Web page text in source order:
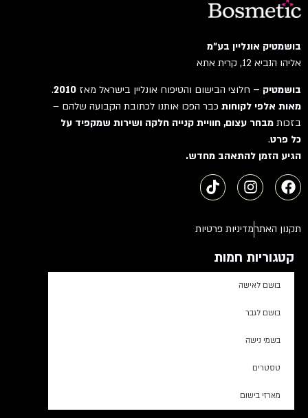
בושמטיק אונליין בע"מ
אליהו הנביא 12, קרית אתא
בושמטיק –חלוצי הבישום והטיפוח אונליין בישראל מאז2010
.
מאות אלפי לקוחותכבר הפכו אותנו לכתובת הקבועה שלהם –
בזכותמבחר עצום, חוויית קנייה חלקה ושירות שמקפיד על
כל פרט.
הגיע הזמן להתאהב מחדש.
תקנון האתרמדיניות פרטיות
קטגוריות חמות
בושם לאישה
בושם לגבר
בשמי נישה
טסטרים
מארזי בישום